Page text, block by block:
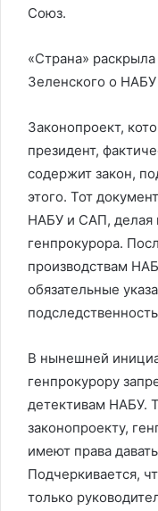
Союз.
«Страна»
Зеленского о НАБУ
Законопроект,
президент,
содержит закон,
этого. Тот
НАБУ и САП, делая
генпрокурора.
производствам
обязательные
В нынешней
генпрокурору
детективам НАБУ.
законопроекту,
имеют права
Подчеркивается,
только